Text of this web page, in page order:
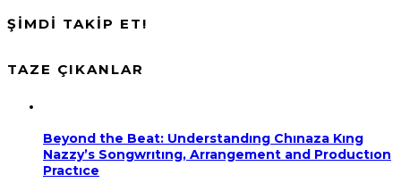
ŞİMDİ TAKİP ET!
TAZE ÇIKANLAR
Beyond the Beat: Understandıng Chınaza Kıng
Nazzy’s Songwrıtıng, Arrangement and Productıon
Practıce